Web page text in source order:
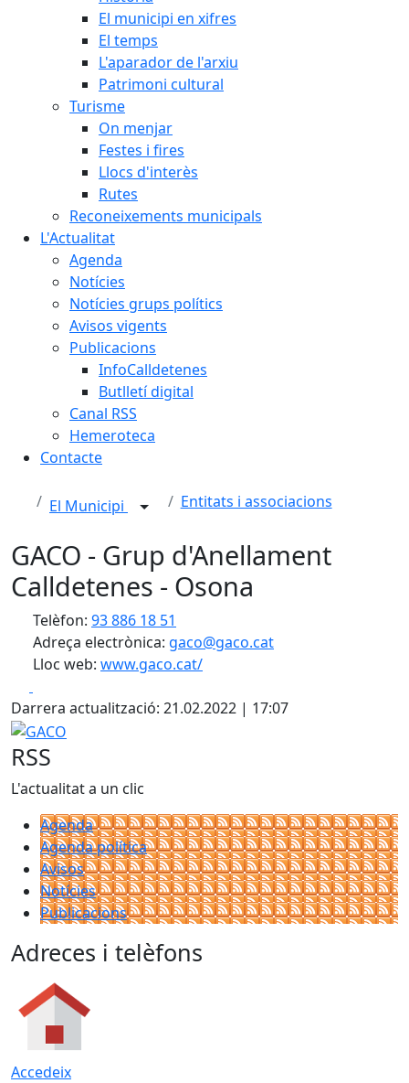
El municipi en xifres
El temps
L'aparador de l'arxiu
Patrimoni cultural
Turisme
On menjar
Festes i fires
Llocs d'interès
Rutes
Reconeixements municipals
L'Actualitat
Agenda
Notícies
Notícies grups polítics
Avisos vigents
Publicacions
InfoCalldetenes
Butlletí digital
Canal RSS
Hemeroteca
Contacte
El Municipi Entitats i associacions
GACO - Grup d'Anellament
Calldetenes - Osona
Telèfon: 93 886 18 51
Adreça electrònica: gaco@gaco.cat
Lloc web: www.gaco.cat/
Darrera actualització: 21.02.2022 | 17:07
GACO
RSS
L'actualitat a un clic
Agenda
Agenda política
Avisos
Notícies
Publicacions
Adreces i telèfons
Accedeix